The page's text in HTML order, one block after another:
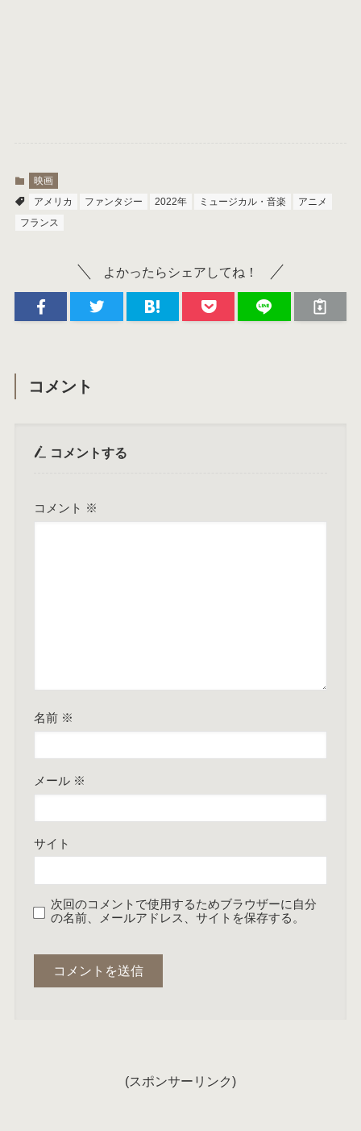
映画
アメリカ
ファンタジー 2022年 ミュージカル・音楽
アニメ
フランス
よかったらシェアしてね！
コメント
コメントする
コメント ※
名前 ※
メール ※
サイト
次回のコメントで使用するためブラウザーに自分
の名前、メールアドレス、サイトを保存する。
(スポンサーリンク)